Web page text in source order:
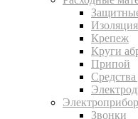
Изоляция
Крепеж
Круги
Припой
Звонки